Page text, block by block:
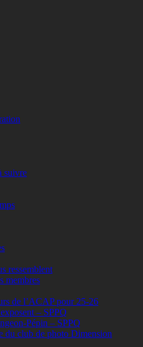
suivre
ressemblent
membres
de l’ACAP pour 25-26
– SPPQ
Pépin – SPPQ
du club de photo Dimension